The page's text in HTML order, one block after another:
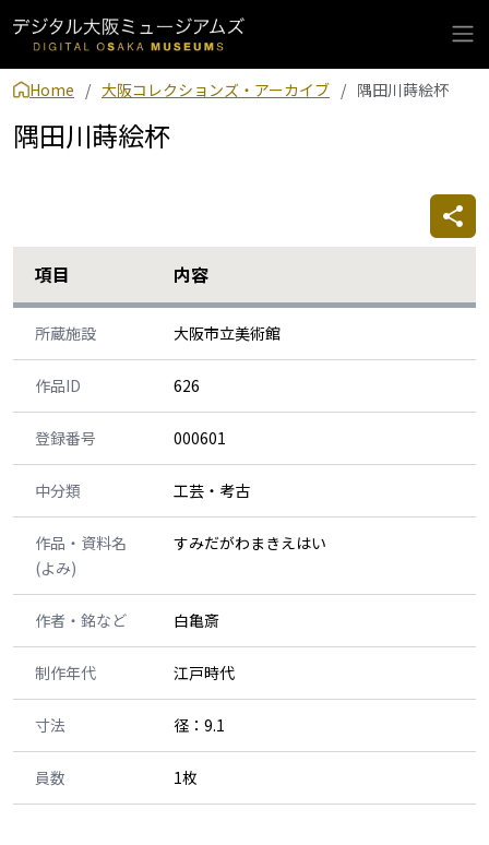
Home 大阪コレクションズ・アーカイブ 隅田川蒔絵杯
隅田川蒔絵杯
項目 内容
所蔵施設 大阪市立美術館
作品ID 626
登録番号 000601
中分類 工芸・考古
作品・資料名
(よみ)
すみだがわまきえはい
作者・銘など 白亀斎
制作年代 江戸時代
寸法 径：9.1
員数 1枚